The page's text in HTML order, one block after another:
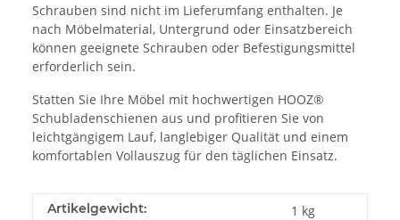
Schrauben sind nicht im Lieferumfang enthalten. Je
nach Möbelmaterial, Untergrund oder Einsatzbereich
können geeignete Schrauben oder Befestigungsmittel
erforderlich sein.
Statten Sie Ihre Möbel mit hochwertigen HOOZ®
Schubladenschienen aus und profitieren Sie von
leichtgängigem Lauf, langlebiger Qualität und einem
komfortablen Vollauszug für den täglichen Einsatz.
Artikelgewicht: 1 kg